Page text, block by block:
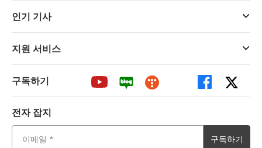
인기 기사
지원 서비스
구독하기
전자 잡지
구독하기